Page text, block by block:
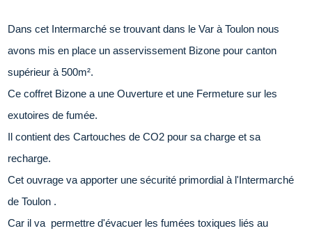
Dans cet Intermarché se trouvant dans le Var à Toulon nous
avons mis en place unasservissement Bizone pour canton
supérieur à 500m².
Ce coffret Bizone a uneOuverture et une Fermeture sur les
exutoires de fumée.
Il contient des Cartouches de CO2 pour sa charge et sa
recharge.
Cet ouvrage va apporter une sécurité primordial à l'Intermarché
de Toulon .
Car il va permettre d'évacuer les fumées toxiques liés au